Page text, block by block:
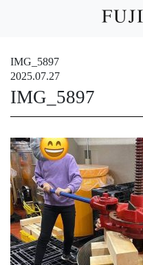
IMG_5897
2025.07.27
IMG_5897